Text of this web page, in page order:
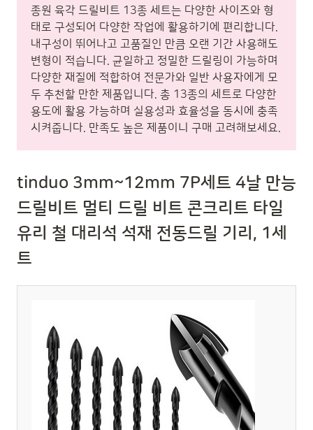
종원 육각 드릴비트 13종 세트는 다양한 사이즈와 형
태로 구성되어 다양한 작업에 활용하기에 편리합니다.
내구성이 뛰어나고 고품질인 만큼 오랜 기간 사용해도
변형이 적습니다. 균일하고 정밀한 드릴링이 가능하며
다양한 재질에 적합하여 전문가와 일반 사용자에게 모
두 추천할 만한 제품입니다. 총 13종의 세트로 다양한
용도에 활용 가능하며 실용성과 효율성을 동시에 충족
시켜줍니다. 만족도 높은 제품이니 구매 고려해보세요.
tinduo 3mm~12mm 7P세트 4날 만능
드릴비트 멀티 드릴 비트 콘크리트 타일
유리 철 대리석 석재 전동드릴 기리, 1세
트